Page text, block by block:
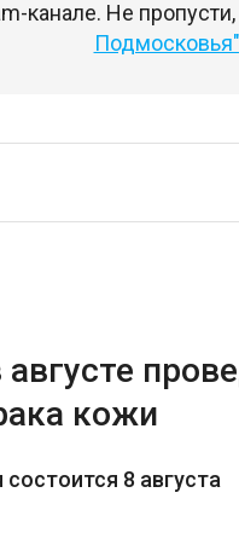
канале. Не
Подмосковья"
кожи
8 августа